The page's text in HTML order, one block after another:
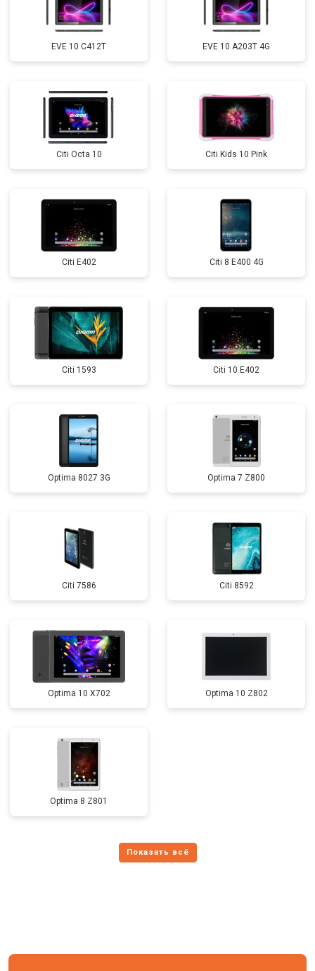
EVE 10 C412T EVE 10 A203T 4G
Citi Octa 10 Citi Kids 10 Pink
Citi E402 Citi 8 E400 4G
Citi 1593 Citi 10 E402
Optima 8027 3G Optima 7 Z800
Citi 7586 Citi 8592
Optima 10 X702 Optima 10 Z802
Optima 8 Z801